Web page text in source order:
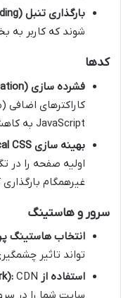
بارگذاری تنبل (Lazy Loading):
شوند که کاربر به
کدها
فشرده سازی (Minification) CSS و JavaScript:
JavaScript به کاهش حجم آن ها کمک می کند.
بهینه سازی Critical CSS:
اولیه صفحه را در
غیرهمگام
سرور و هاستینگ
انتخاب هاستینگ
تواند تاثیر
استفاده از CDN (Content Delivery Network):